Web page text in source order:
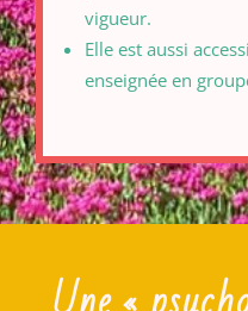
vigueur.
Elle est aussi
enseignée en